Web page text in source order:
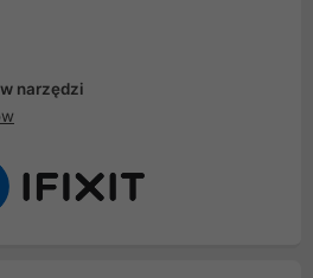
narzędzi